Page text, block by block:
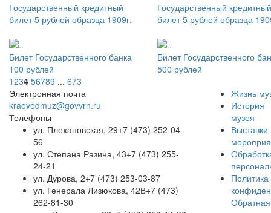
Государственный кредитный
билет 5 рублей образца 1909г.
Государственный кредитный
билет 5 рублей образца
Билет Государственного банка
100 рублей
Билет Государственного
500 рублей
1234 56789 ... 673
Электронная почта
kraevedmuz@govvrn.ru
Телефоны
ул. Плехановская, 29+7 (473) 252-04-
56
ул. Степана Разина, 43+7 (473) 255-
24-21
ул. Дурова, 2+7 (473) 253-03-87
ул. Генерала Лизюкова, 42В+7 (473)
262-81-30
Жизнь
История
музея
Выставки
Политика
Обратная